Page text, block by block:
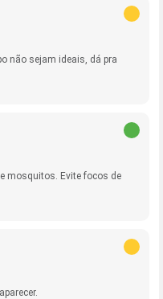
não sejam ideais, dá pra
mosquitos. Evite focos de